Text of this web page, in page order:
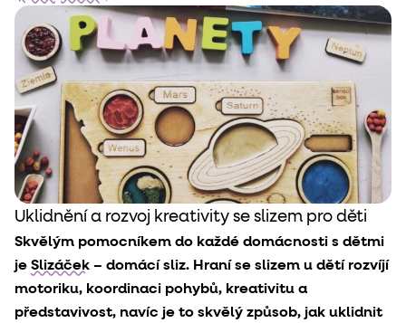
Uklidnění a rozvoj kreativity se slizem pro děti
Skvělým pomocníkem do každé domácnosti s dětmi
je Slizáček – domácí sliz. Hraní se slizem u dětí rozvíjí
motoriku, koordinaci pohybů, kreativitu a
představivost, navíc je to skvělý způsob, jak uklidnit